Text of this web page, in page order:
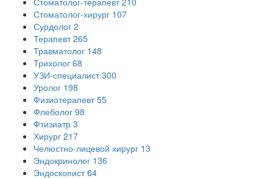
Стоматолог-хирург 107
Сурдолог 2
Терапевт 265
Травматолог 148
Трихолог 68
УЗИ-специалист 300
Уролог 198
Физиотерапевт 55
Флеболог 98
Фтизиатр 3
Хирург 217
Челюстно-лицевой хирург 13
Эндокринолог 136
Эндоскопист 64